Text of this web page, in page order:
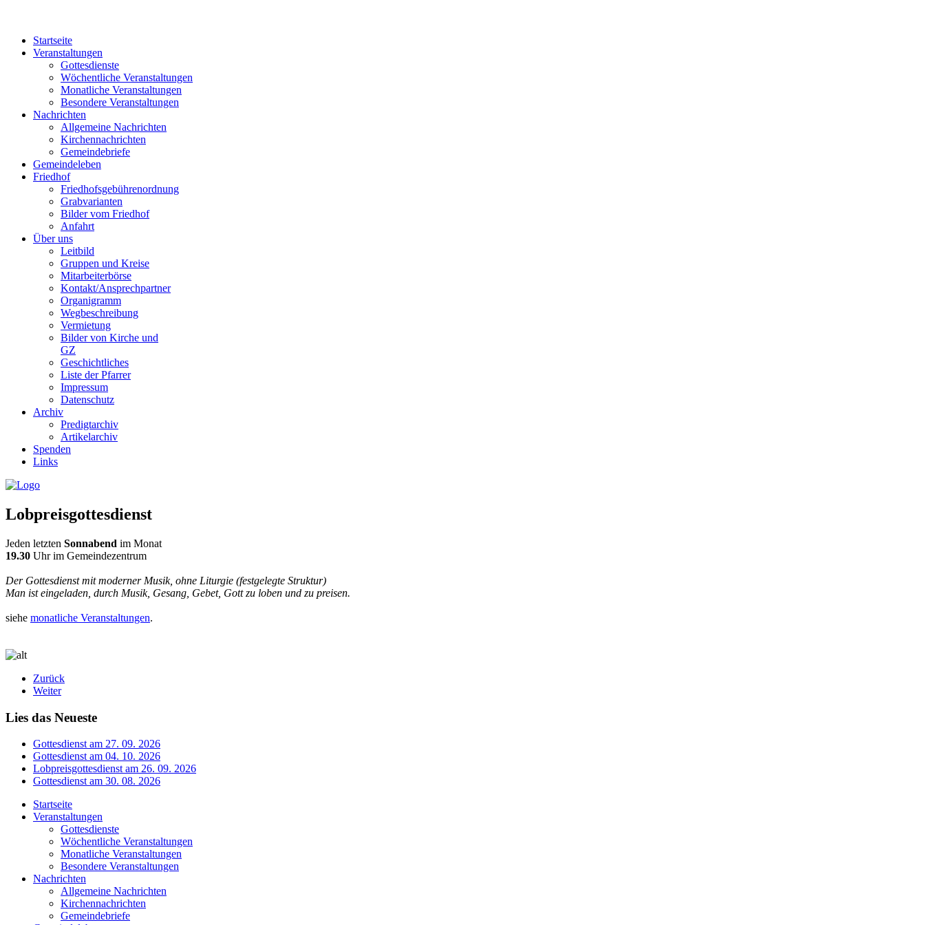
Startseite
Veranstaltungen
Gottesdienste
Wöchentliche Veranstaltungen
Monatliche Veranstaltungen
Besondere Veranstaltungen
Nachrichten
Allgemeine Nachrichten
Kirchennachrichten
Gemeindebriefe
Gemeindeleben
Friedhof
Friedhofsgebührenordnung
Grabvarianten
Bilder vom Friedhof
Anfahrt
Über uns
Leitbild
Gruppen und Kreise
Mitarbeiterbörse
Kontakt/Ansprechpartner
Organigramm
Wegbeschreibung
Vermietung
Bilder von Kirche und
GZ
Geschichtliches
Liste der Pfarrer
Impressum
Datenschutz
Archiv
Predigtarchiv
Artikelarchiv
Spenden
Links
Lobpreisgottesdienst
Jeden letzten Sonnabend im Monat
19.30 Uhr im Gemeindezentrum
Der Gottesdienst mit moderner Musik, ohne Liturgie (festgelegte Struktur)
Man ist eingeladen, durch Musik, Gesang, Gebet, Gott zu loben und zu preisen.
siehe monatliche Veranstaltungen.
Zurück
Weiter
Lies das Neueste
Gottesdienst am 27. 09. 2026
Gottesdienst am 04. 10. 2026
Lobpreisgottesdienst am 26. 09. 2026
Gottesdienst am 30. 08. 2026
Startseite
Veranstaltungen
Gottesdienste
Wöchentliche Veranstaltungen
Monatliche Veranstaltungen
Besondere Veranstaltungen
Nachrichten
Allgemeine Nachrichten
Kirchennachrichten
Gemeindebriefe